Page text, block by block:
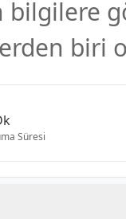
bilgilere
biri
Süresi